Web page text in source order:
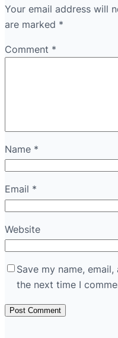
Your email address will
are marked *
Comment *
Name *
Email *
Website
Save my name,
the next time I